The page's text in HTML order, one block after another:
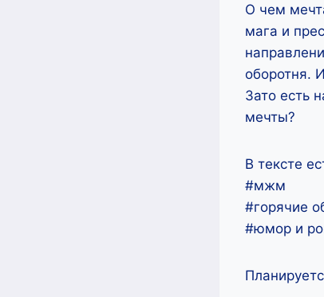
О чем
мага и
оборотня.
Зато есть
мечты?
В тексте
#мжм
#горячие
#юмор и